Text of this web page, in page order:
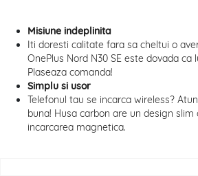
Misiune indeplinita
Iti doresti calitate fara sa cheltui o
OnePlus Nord N30 SE este dovada ca
Plaseaza comanda!
Simplu si usor
Telefonul tau se incarca wireless?
buna! Husa carbon are un design slim
incarcarea magnetica.